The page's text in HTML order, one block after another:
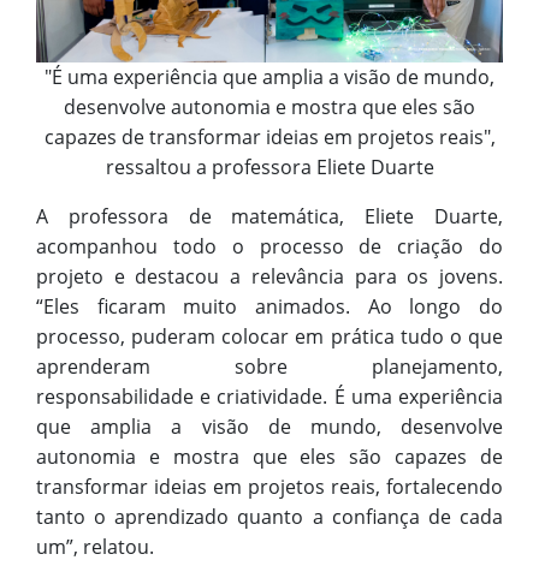
"É uma experiência que amplia a visão de mundo,
desenvolve autonomia e mostra que eles são
capazes de transformar ideias em projetos reais",
ressaltou a professora Eliete Duarte
A professora de matemática, Eliete Duarte,
acompanhou todo o processo de criação do
projeto e destacou a relevância para os jovens.
“Eles ficaram muito animados. Ao longo do
processo, puderam colocar em prática tudo o que
aprenderam sobre planejamento,
responsabilidade e criatividade. É uma experiência
que amplia a visão de mundo, desenvolve
autonomia e mostra que eles são capazes de
transformar ideias em projetos reais, fortalecendo
tanto o aprendizado quanto a confiança de cada
um”, relatou.